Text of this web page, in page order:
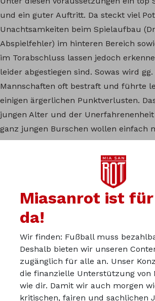
und ein guter Auftritt. Da steckt viel
Unachtsamkeiten beim Spielaufbau
Abspielfehler) im hinteren Bereich
im Torabschluss lassen jedoch
leider abgestiegen sind. Sowas wird
Mannschaften oft bestraft und führte
einigen ärgerlichen Punktverlusten.
jungen Alter und der
ganz jungen Burschen wollen einfach
sich zeigen. Und das sollen sie auch.
paar richtig gute Jungs aus BL
dazukommen, kann das eine tolle
freue mich schon auf die nächsten
Du kannst in der
Kurve mitdiskutieren:
kurve.miasanrot.de
Miasanrot ist
da!
Wir finden: Fußball muss
Deshalb bieten wir unseren
zugänglich für alle an. Unser
die finanzielle Unterstützung von
wie dir. Damit wir auch morgen
kritischen, fairen und sachlichen